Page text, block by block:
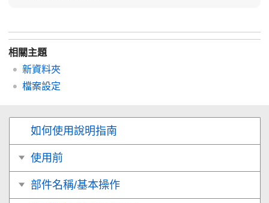
相關主題
新資料夾
檔案設定
如何使用說明指南
使用前
部件名稱/基本操作